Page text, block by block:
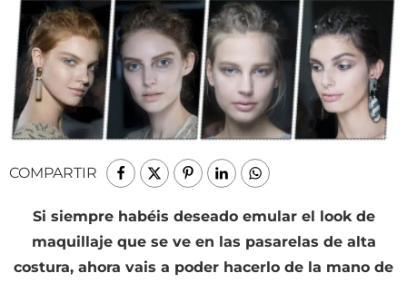
COMPARTIR
Si siempre habéis deseado emular el look de
maquillaje que se ve en las pasarelas de alta
costura, ahora vais a poder hacerlo de la mano de